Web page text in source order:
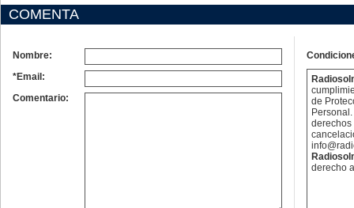
COMENTA
Nombre:
*Email:
Comentario:
de
derechos
derecho